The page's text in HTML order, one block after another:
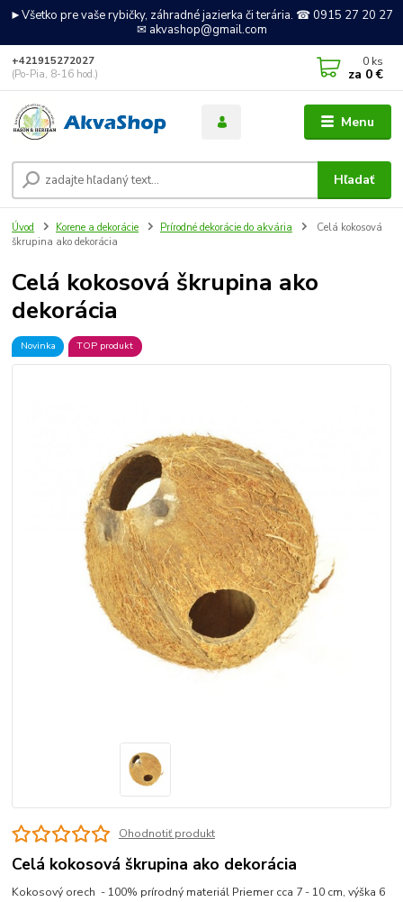
►Všetko pre vaše rybičky, záhradné jazierka či terária. ☎ 0915 27 20 27
✉ akvashop@gmail.com
Menu
Hľadať
+421915272027
(Po-Pia, 8-16 hod.)
0 ks
za 0 €
Úvod Korene a dekorácie Prírodné dekorácie do akvária
Celá kokosová
škrupina ako dekorácia
Celá kokosová škrupina ako
dekorácia
Novinka TOP produkt
Ohodnotiť produkt
Celá kokosová škrupina ako dekorácia
Kokosový orech - 100% prírodný materiál Priemer cca 7 - 10 cm, výška 6